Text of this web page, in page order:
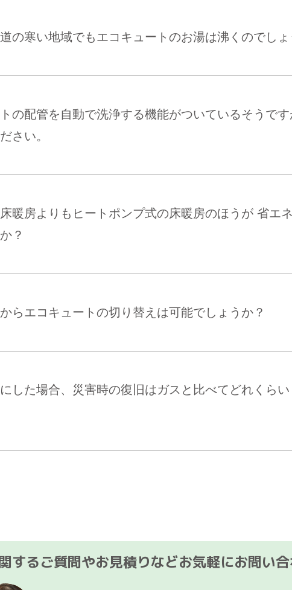
の寒い地域でもエコキュートのお湯は沸くのでしょ
の配管を自動で洗浄する機能がついているそうで
さい。
暖房よりもヒートポンプ式の床暖房のほうが 省エ
？
らエコキュートの切り替えは可能でしょうか？
した場合、災害時の復旧はガスと比べてどれくら
するご質問やお見積りなどお気軽にお問い合